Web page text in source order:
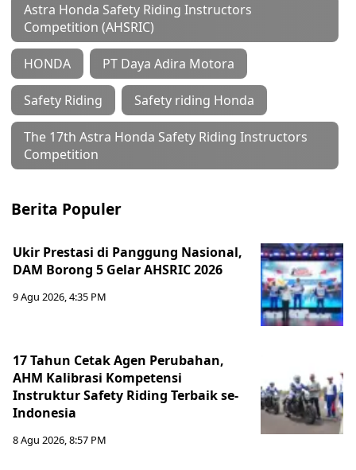
Astra Honda Safety Riding Instructors
Competition (AHSRIC)
HONDA PT Daya Adira Motora
Safety Riding Safety riding Honda
The 17th Astra Honda Safety Riding Instructors
Competition
Berita Populer
Ukir Prestasi di Panggung Nasional,
DAM Borong 5 Gelar AHSRIC 2026
9 Agu 2026, 4:35 PM
17 Tahun Cetak Agen Perubahan,
AHM Kalibrasi Kompetensi
Instruktur Safety Riding Terbaik se-
Indonesia
8 Agu 2026, 8:57 PM